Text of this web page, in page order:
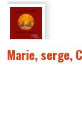
Marie, serge,